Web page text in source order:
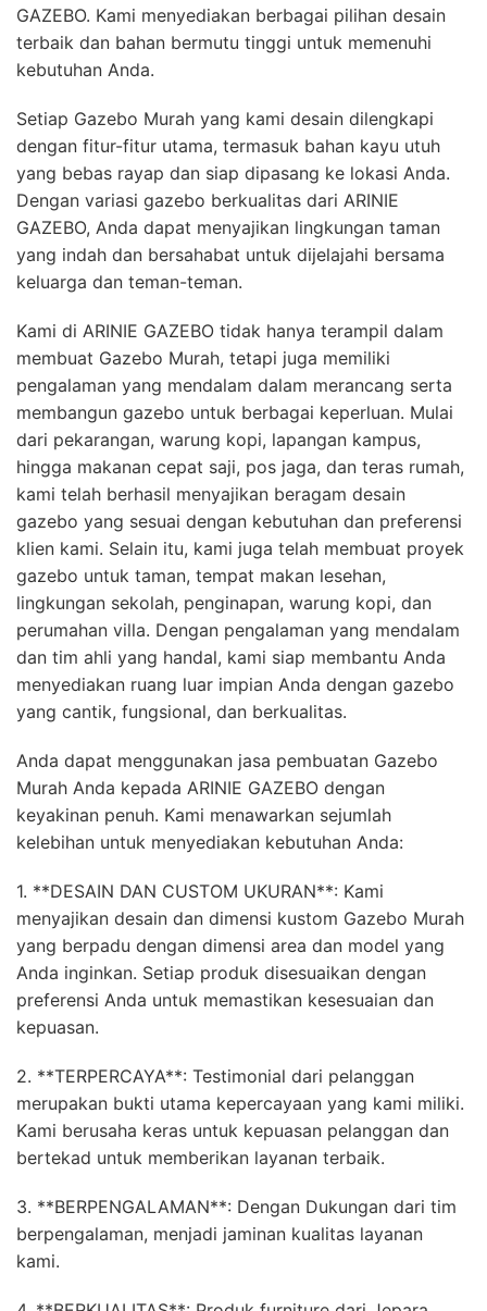
GAZEBO. Kami menyediakan berbagai pilihan desain
terbaik dan bahan bermutu tinggi untuk memenuhi
kebutuhan Anda.
Setiap Gazebo Murah yang kami desain dilengkapi
dengan fitur-fitur utama, termasuk bahan kayu utuh
yang bebas rayap dan siap dipasang ke lokasi Anda.
Dengan variasi gazebo berkualitas dari ARINIE
GAZEBO, Anda dapat menyajikan lingkungan taman
yang indah dan bersahabat untuk dijelajahi bersama
keluarga dan teman-teman.
Kami di ARINIE GAZEBO tidak hanya terampil dalam
membuat Gazebo Murah, tetapi juga memiliki
pengalaman yang mendalam dalam merancang serta
membangun gazebo untuk berbagai keperluan. Mulai
dari pekarangan, warung kopi, lapangan kampus,
hingga makanan cepat saji, pos jaga, dan teras rumah,
kami telah berhasil menyajikan beragam desain
gazebo yang sesuai dengan kebutuhan dan preferensi
klien kami. Selain itu, kami juga telah membuat proyek
gazebo untuk taman, tempat makan lesehan,
lingkungan sekolah, penginapan, warung kopi, dan
perumahan villa. Dengan pengalaman yang mendalam
dan tim ahli yang handal, kami siap membantu Anda
menyediakan ruang luar impian Anda dengan gazebo
yang cantik, fungsional, dan berkualitas.
Anda dapat menggunakan jasa pembuatan Gazebo
Murah Anda kepada ARINIE GAZEBO dengan
keyakinan penuh. Kami menawarkan sejumlah
kelebihan untuk menyediakan kebutuhan Anda:
1. **DESAIN DAN CUSTOM UKURAN**: Kami
menyajikan desain dan dimensi kustom Gazebo Murah
yang berpadu dengan dimensi area dan model yang
Anda inginkan. Setiap produk disesuaikan dengan
preferensi Anda untuk memastikan kesesuaian dan
kepuasan.
2. **TERPERCAYA**: Testimonial dari pelanggan
merupakan bukti utama kepercayaan yang kami miliki.
Kami berusaha keras untuk kepuasan pelanggan dan
bertekad untuk memberikan layanan terbaik.
3. **BERPENGALAMAN**: Dengan Dukungan dari tim
berpengalaman, menjadi jaminan kualitas layanan
kami.